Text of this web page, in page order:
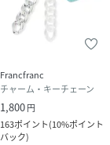
ル）
わせ
Francfranc
チャーム・キーチェーン
1,800円
163ポイント(10%ポイント
バック)